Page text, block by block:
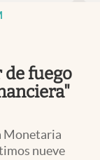
Uruguay
de fuego
Monetaria
nueve